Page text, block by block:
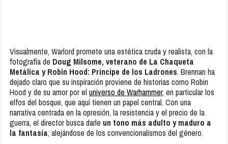
Visualmente, Warlord promete una estética cruda y realista, con la
fotografía de Doug Milsome, veterano de La Chaqueta
Metálica y Robin Hood: Príncipe de los Ladrones. Brennan ha
dejado claro que su inspiración proviene de historias como Robin
Hood y de su amor por el universo de Warhammer, en particular los
elfos del bosque, que aquí tienen un papel central. Con una
narrativa centrada en la opresión, la resistencia y el precio de la
guerra, el director busca darle un tono más adulto y maduro a
la fantasía, alejándose de los convencionalismos del género.